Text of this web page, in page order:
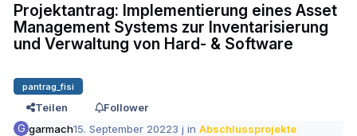
Projektantrag: Implementierung eines Asset
Management Systems zur Inventarisierung
und Verwaltung von Hard- & Software
pantrag_fisi
Teilen
Follower
garmach15. September 20223 j inAbschlussprojekte